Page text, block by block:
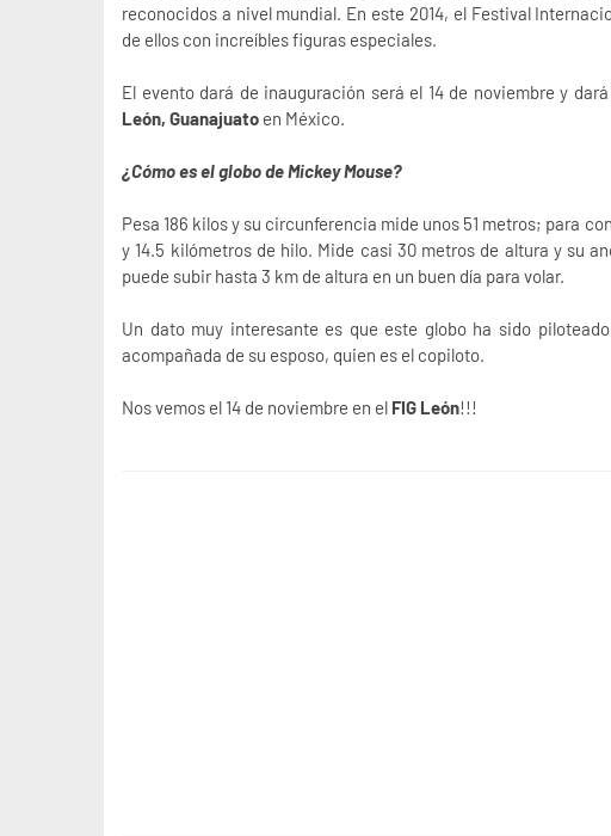
reconocidos a nivel mundial. En este 2014, el Festival
de ellos con increíbles figuras especiales.
El evento dará de inauguración será el 14 de noviembre y
León, Guanajuato en México.
¿Cómo es el globo de Mickey Mouse?
Pesa 186 kilos y su circunferencia mide unos 51 metros; para
y 14.5 kilómetros de hilo. Mide casi 30 metros de altura y su
puede subir hasta 3 km de altura en un buen día para volar.
Un dato muy interesante es que este globo ha sido
acompañada de su esposo, quien es el copiloto.
Nos vemos el 14 de noviembre en el FIG León!!!